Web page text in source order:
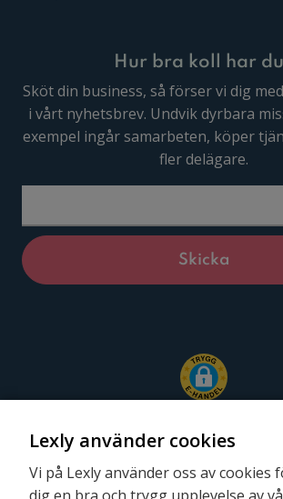
Hur bra koll har
Sköt din business, så förser vi dig
i vårt nyhetsbrev. Undvik dyrbara
exempel ingår samarbeten, köper
fler delägare.
Lexly använder cookies
Vi på Lexly använder oss av cookies